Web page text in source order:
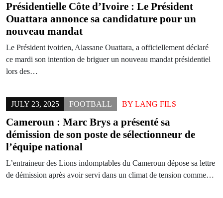
Présidentielle Côte d’Ivoire : Le Président
Ouattara annonce sa candidature pour un
nouveau mandat
Le Président ivoirien, Alassane Ouattara, a officiellement déclaré
ce mardi son intention de briguer un nouveau mandat présidentiel
lors des…
JULY 23, 2025 FOOTBALL BY LANG FILS
Cameroun : Marc Brys a présenté sa
démission de son poste de sélectionneur de
l’équipe national
L’entraineur des Lions indomptables du Cameroun dépose sa lettre
de démission après avoir servi dans un climat de tension comme…